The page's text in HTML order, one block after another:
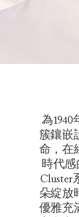
為
簇鑲嵌
命，在
時代
朵綻放
優雅充